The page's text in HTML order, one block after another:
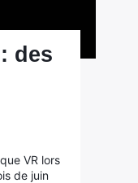
des
VR lors
de juin